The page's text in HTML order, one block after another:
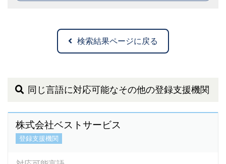
検索結果ページに戻る
同じ言語に対応可能なその他の登録支援機関
株式会社ベストサービス
登録支援機関